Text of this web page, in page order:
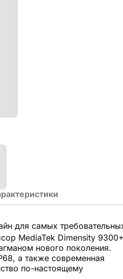
для самых
MediaTek Dimensity
нового поколения.
а также современная
по-настоящему